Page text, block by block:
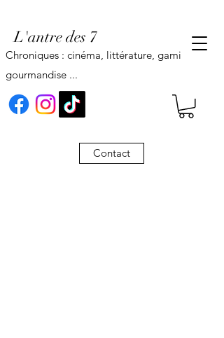
L'antre des 7
Contact
Chroniques : cinéma, littérature, gaming,
gourmandise ...